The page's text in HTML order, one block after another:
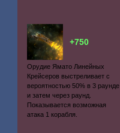
+750
Орудие Ямато Линейных
Крейсеров выстреливает с
вероятностью 50% в 3 раунде
и затем через раунд.
Показывается возможная
атака 1 корабля.